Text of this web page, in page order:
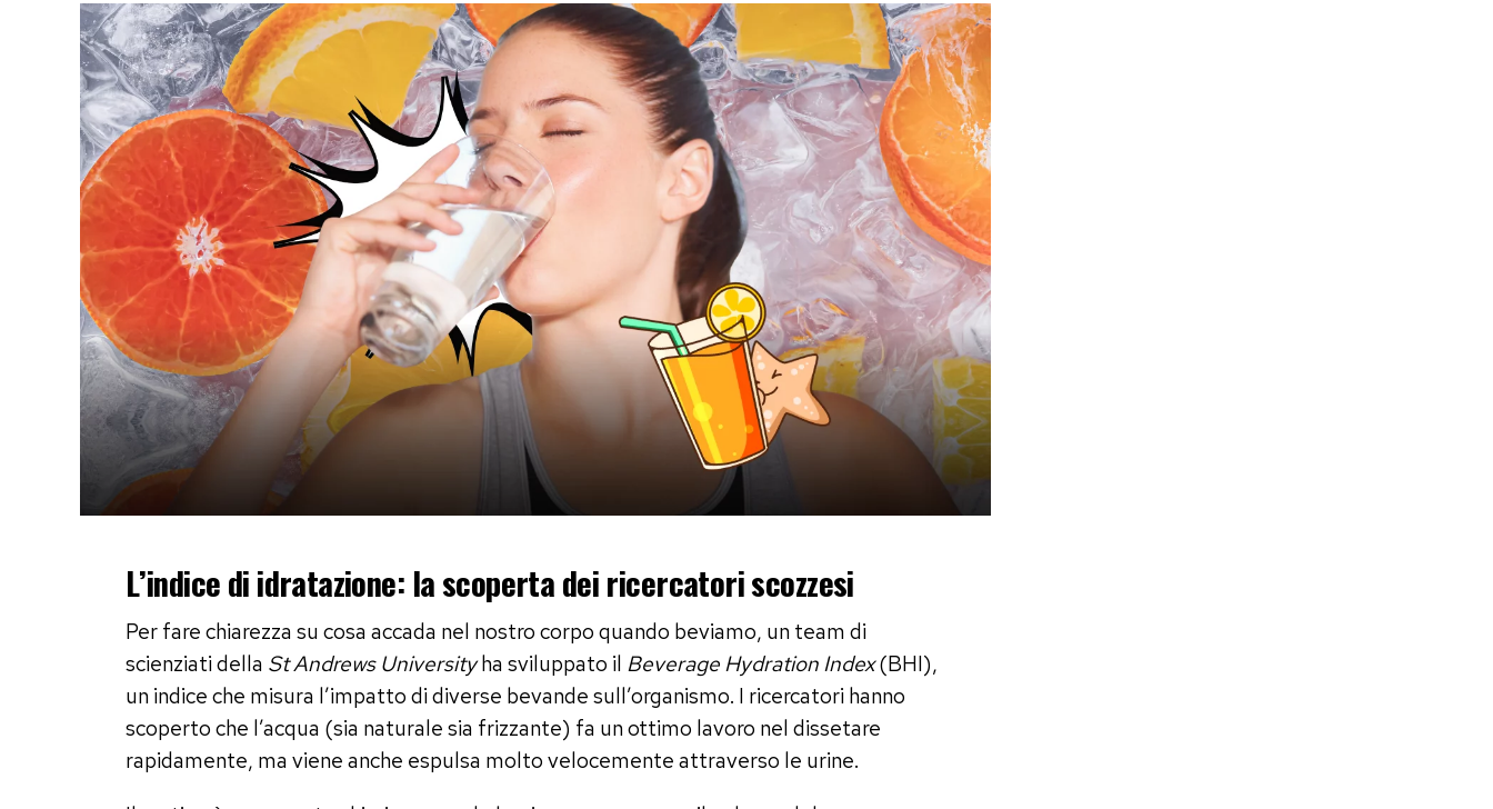
L’indice di idratazione: la scoperta dei ricercatori scozzesi
Per fare chiarezza su cosa accada nel nostro corpo quando beviamo, un team di
scienziati della St Andrews Universityha sviluppato il Beverage Hydration Index(BHI),
un indice che misura l’impatto di diverse bevande sull’organismo. I ricercatori hanno
scoperto che l’acqua (sia naturale sia frizzante) fa un ottimo lavoro nel dissetare
rapidamente, ma viene anche espulsa molto velocemente attraverso le urine.